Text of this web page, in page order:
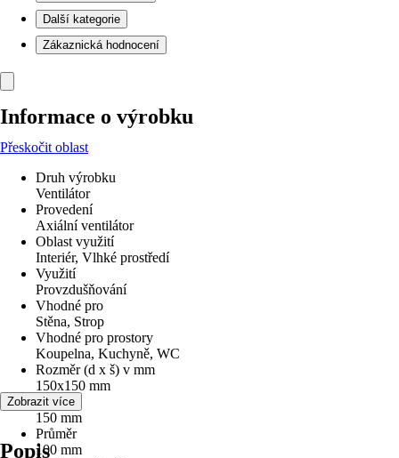
Další kategorie
Zákaznická hodnocení
Informace o výrobku
Přeskočit oblast
Druh výrobku
Ventilátor
Provedení
Axiální ventilátor
Oblast využití
Interiér, Vlhké prostředí
Využití
Provzdušňování
Vhodné pro
Stěna, Strop
Vhodné pro prostory
Koupelna, Kuchyně, WC
Rozměr (d x š) v mm
150x150 mm
Šířka
150 mm
Průměr
100 mm
Zobrazit více
Popis